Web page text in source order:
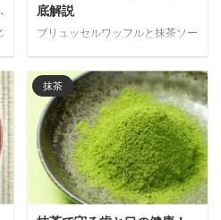
底解説
ブリュッセルワッフルと抹茶ソー
苦い抹茶が濃厚な甘さを引き締
め、世界で注目される和洋折衷の
新しい味わいの魅力をご紹介しま
す。
抹茶